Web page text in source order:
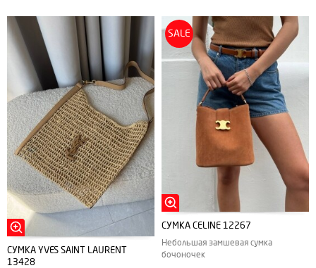
СУМКА YVES SAINT LAURENT
13428
SALE
СУМКА CELINE 12267
Небольшая замшевая сумка
бочоночек